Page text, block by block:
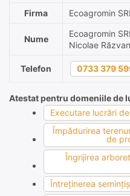
Firma Ecoagromin SRL
Nume
Ecoagromin
Nicolae Răzvan
Telefon 0733 379
Atestat pentru domeniile de
Executare lucrări
Împădurirea
de
Îngrijirea
Întreţinerea